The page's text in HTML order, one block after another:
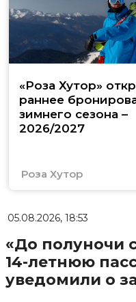
«Роза Хутор»
раннее
зимнего сезона –
2026/2027
Роза Хутор
05.08.2026, 18:53
«До полуночи
14-летнюю
уведомили о